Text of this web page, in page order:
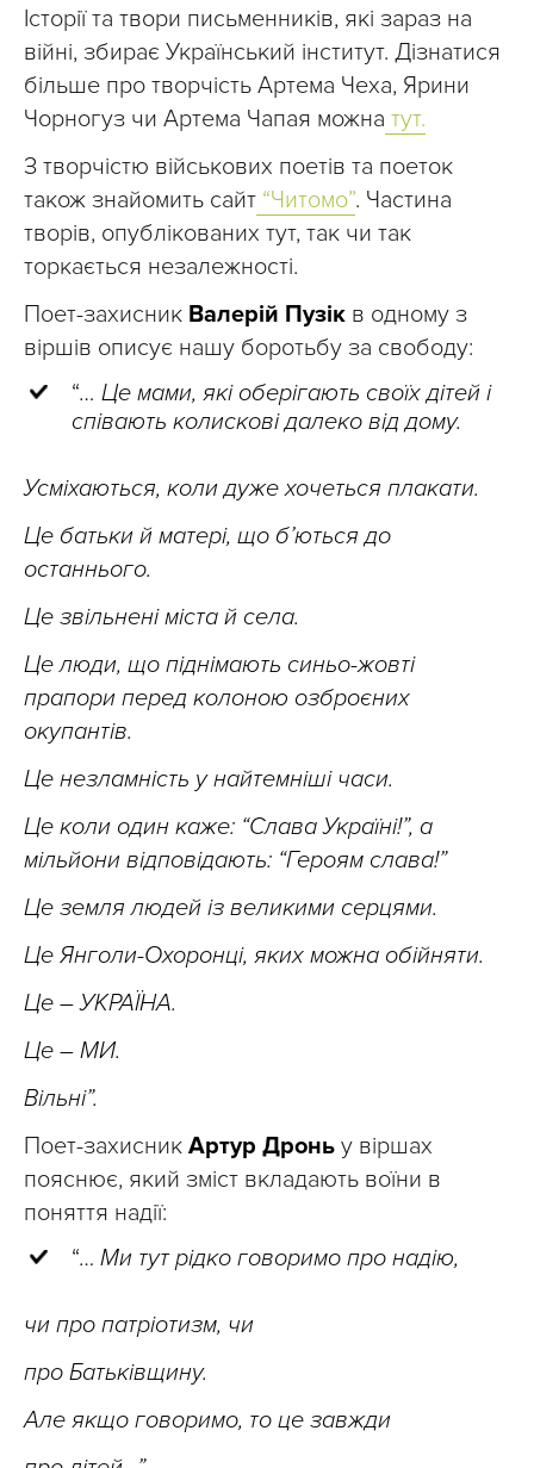
Історії та твори письменників, які зараз на
війні, збирає Український інститут. Дізнатися
більше про творчість Артема Чеха, Ярини
Чорногуз чи Артема Чапая можна тут.
З творчістю військових поетів та поеток
також знайомить сайт “Читомо”. Частина
творів, опублікованих тут, так чи так
торкається незалежності.
Поет-захисник Валерій Пузік в одному з
віршів описує нашу боротьбу за свободу:
“… Це мами, які оберігають своїх дітей і
співають колискові далеко від дому.
Усміхаються, коли дуже хочеться плакати.
Це батьки й матері, що б’ються до
останнього.
Це звільнені міста й села.
Це люди, що піднімають синьо-жовті
прапори перед колоною озброєних
окупантів.
Це незламність у найтемніші часи.
Це коли один каже: “Слава Україні!”, а
мільйони відповідають: “Героям слава!”
Це земля людей із великими серцями.
Це Янголи-Охоронці, яких можна обійняти.
Це – УКРАЇНА.
Це – МИ.
Вільні”.
Поет-захисник Артур Дронь у віршах
пояснює, який зміст вкладають воїни в
поняття надії:
“… Ми тут рідко говоримо про надію,
чи про патріотизм, чи
про Батьківщину.
Але якщо говоримо, то це завжди